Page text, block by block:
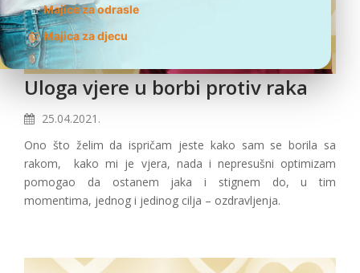
👕Majice za odrasle
👕Majica za djecu
Uloga vjere u borbi protiv raka
25.04.2021.
Ono što želim da ispričam jeste kako sam se borila sa
rakom, kako mi je vjera, nada i nepresušni optimizam
pomogao da ostanem jaka i stignem do, u tim
momentima, jednog i jedinog cilja – ozdravljenja.